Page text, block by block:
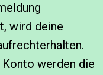
wird deine
werden die